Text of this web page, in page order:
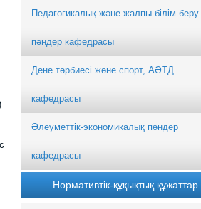
Педагогикалық және жалпы білім беру
пәндер кафедрасы
Дене тәрбиесі және спорт, АӘТД
кафедрасы
Әлеуметтік-экономикалық пәндер
кафедрасы
Нормативтік-құқықтық құжаттар